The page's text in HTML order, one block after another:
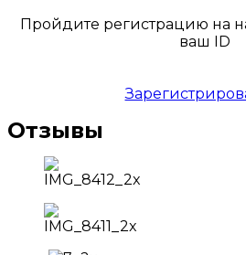
Пройдите регистрацию на
ваш ID
Отзывы